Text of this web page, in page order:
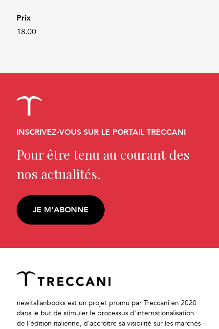
Prix
18.00
INSCRIVEZ-VOUS SUR LE PORTAIL TRECCANI
Pour être tenu au courant des
nos actualités.
JE M'ABONNE
newitalianbooks est un projet promu par Treccani en 2020
dans le but de stimuler le processus d'internationalisation
de l'édition italienne, d'accroître sa visibilité sur les marchés